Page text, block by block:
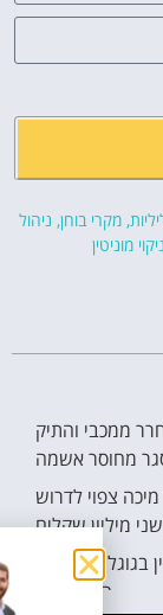
,מקרי בוחן, ניהול
ניקוי מוניטין
ממכבי והתיק
מחוסר אשמה
צפוי לדרוש
מיליון שקלים
בגוגל וברשתות
החברתיות